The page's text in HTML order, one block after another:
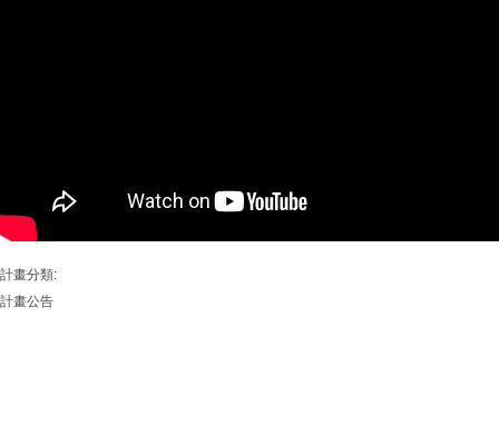
計畫分類:
計畫公告